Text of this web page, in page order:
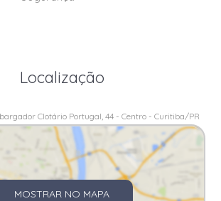
Localização
Clotário Portugal, 44 - Centro - Curitiba/PR
MOSTRAR NO MAPA